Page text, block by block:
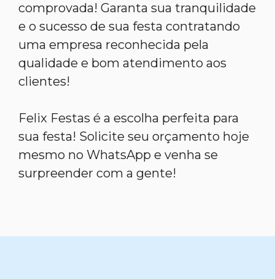
comprovada! Garanta sua tranquilidade
e o sucesso de sua festa contratando
uma empresa reconhecida pela
qualidade e bom atendimento aos
clientes!
Felix Festas é a escolha perfeita para
sua festa! Solicite seu orçamento hoje
mesmo no WhatsApp e venha se
surpreender com a gente!